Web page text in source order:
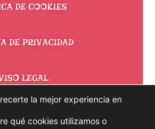
DE COOKIES
DE PRIVACIDAD
LEGAL
de Afiliados de Amazon EU, un
afiliados diseñado para ofrecer a
la mejor experiencia en
qué cookies utilizamos o